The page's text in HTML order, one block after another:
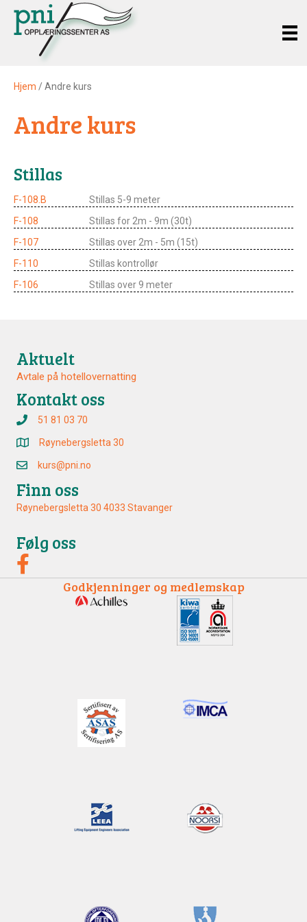
Hjem / Andre kurs
Andre kurs
Stillas
F-108.B
Stillas 5-9 meter
F-108
Stillas for 2m - 9m (30t)
F-107
Stillas over 2m - 5m (15t)
F-110
Stillas kontrollør
F-106
Stillas over 9 meter
Aktuelt
Avtale på hotellovernatting
Kontakt oss
51 81 03 70
Røynebergsletta 30
kurs@pni.no
Finn oss
Røynebergsletta 30 4033 Stavanger
Følg oss
Godkjenninger og medlemskap